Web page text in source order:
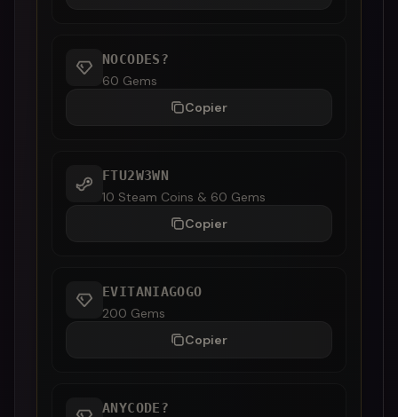
NOCODES?
60 Gems
Copier
FTU2W3WN
10 Steam Coins & 60 Gems
Copier
EVITANIAGOGO
200 Gems
Copier
ANYCODE?